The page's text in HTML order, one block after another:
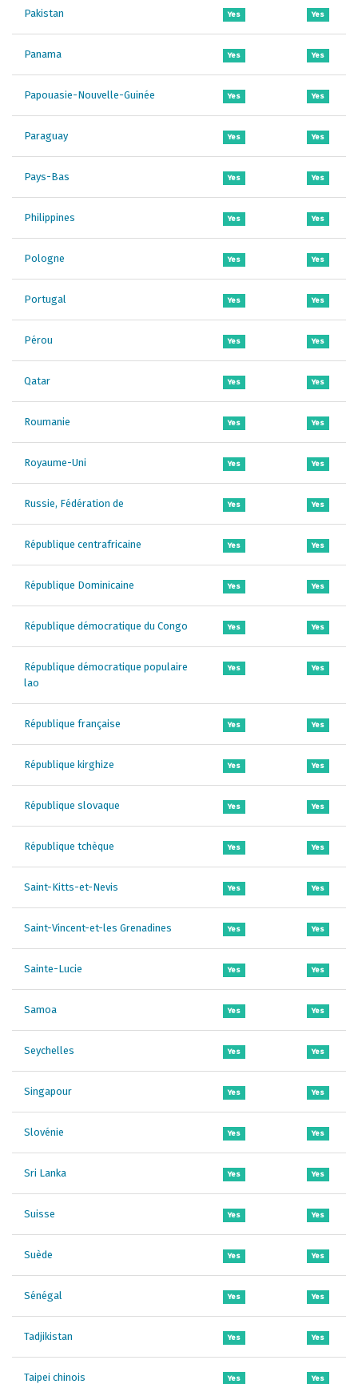
Pakistan Yes Yes
Panama Yes Yes
Papouasie-Nouvelle-Guinée Yes Yes
Paraguay Yes Yes
Pays-Bas Yes Yes
Philippines Yes Yes
Pologne Yes Yes
Portugal Yes Yes
Pérou Yes Yes
Qatar Yes Yes
Roumanie Yes Yes
Royaume-Uni Yes Yes
Russie, Fédération de Yes Yes
République centrafricaine Yes Yes
République Dominicaine Yes Yes
République démocratique du Congo Yes Yes
République démocratique populaire
lao
Yes Yes
République française Yes Yes
République kirghize Yes Yes
République slovaque Yes Yes
République tchèque Yes Yes
Saint-Kitts-et-Nevis Yes Yes
Saint-Vincent-et-les Grenadines Yes Yes
Sainte-Lucie Yes Yes
Samoa Yes Yes
Seychelles Yes Yes
Singapour Yes Yes
Slovénie Yes Yes
Sri Lanka Yes Yes
Suisse Yes Yes
Suède Yes Yes
Sénégal Yes Yes
Tadjikistan Yes Yes
Taipei chinois Yes Yes